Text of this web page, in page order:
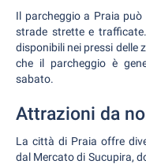
Il parcheggio a Praia
strade strette e
disponibili nei pressi delle
che il parcheggio è
sabato.
Attrazioni da
La città di Praia offre
dal Mercato di Sucupira,